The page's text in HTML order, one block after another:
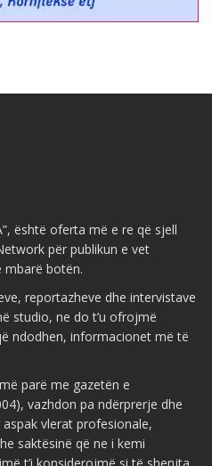
është oferta më e re që sjell
për publikun e vet
mbarë botën.
reportazheve dhe intervistave
studio, ne do t’u ofrojmë
ndodhen, informacionet më të
parë me gazetën e
vazhdon pa ndërprerje dhe
vlerat profesionale,
saktësinë që ne i kemi